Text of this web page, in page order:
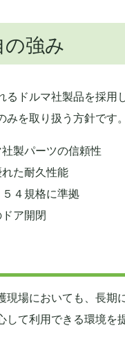
強み
ドルマ社製品を採用
を取り扱う方針です。
製パーツの信頼性
た耐久性能
４規格に準拠
ア開閉
場においても、長
て利用できる環境を